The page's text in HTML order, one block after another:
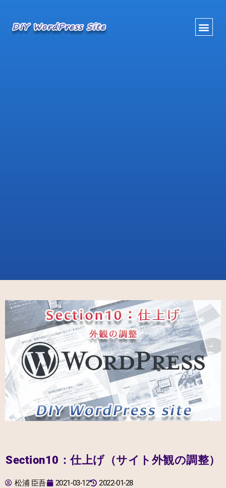
Section10：仕上げ（サイト外観の調整）
松浦 臣吾 2021-03-12 2022-01-28